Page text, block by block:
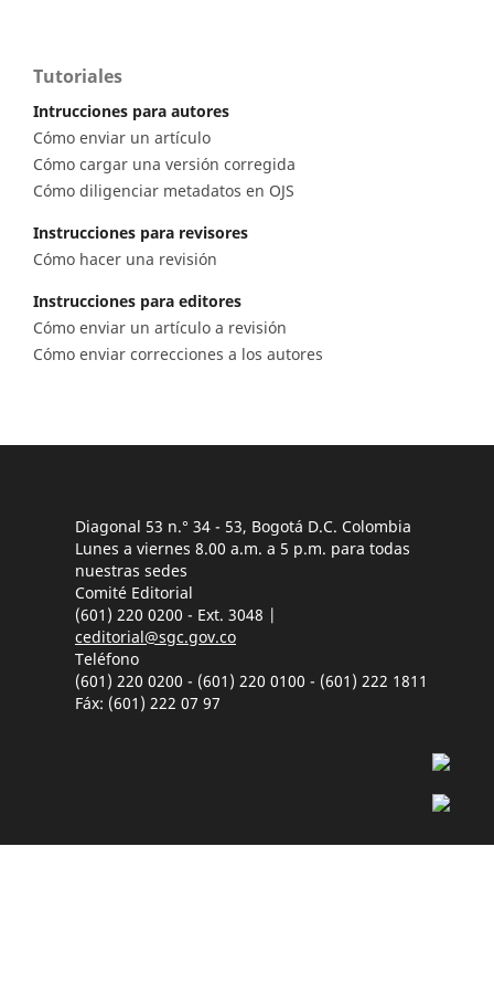
Tutoriales
Intrucciones para autores
Cómo enviar un artículo
Cómo cargar una versión corregida
Cómo diligenciar metadatos en OJS
Instrucciones para revisores
Cómo hacer una revisión
Instrucciones para editores
Cómo enviar un artículo a revisión
Cómo enviar correcciones a los autores
Diagonal 53 n.° 34 - 53, Bogotá D.C. Colombia
Lunes a viernes 8.00 a.m. a 5 p.m. para todas
nuestras sedes
Comité Editorial
(601) 220 0200 - Ext. 3048 |
ceditorial@sgc.gov.co
Teléfono
(601) 220 0200 - (601) 220 0100 - (601) 222 1811
Fáx: (601) 222 07 97